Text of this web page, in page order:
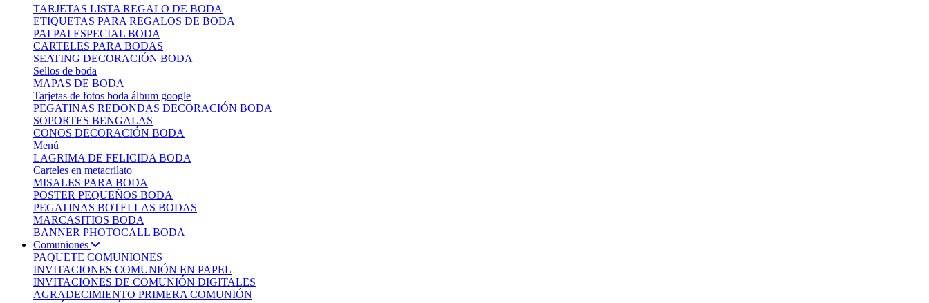
TARJETAS LISTA REGALO DE BODA
ETIQUETAS PARA REGALOS DE BODA
PAI PAI ESPECIAL BODA
CARTELES PARA BODAS
SEATING DECORACIÓN BODA
Sellos de boda
MAPAS DE BODA
Tarjetas de fotos boda álbum google
PEGATINAS REDONDAS DECORACIÓN BODA
SOPORTES BENGALAS
CONOS DECORACIÓN BODA
Menú
LAGRIMA DE FELICIDA BODA
Carteles en metacrilato
MISALES PARA BODA
POSTER PEQUEÑOS BODA
PEGATINAS BOTELLAS BODAS
MARCASITIOS BODA
BANNER PHOTOCALL BODA
Comuniones
PAQUETE COMUNIONES
INVITACIONES COMUNIÓN EN PAPEL
INVITACIONES DE COMUNIÓN DIGITALES
AGRADECIMIENTO PRIMERA COMUNIÓN